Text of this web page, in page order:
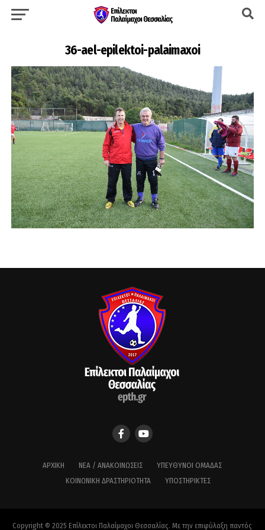
36-ael-epilektoi-palaimaxoi
ΑΡΧΙΚΉ ΝΈΑ / ΑΝΑΚΟΙΝΏΣΕΙΣ
ΥΠΕΎΘΥΝΟΙ ΟΜΆΔΑΣ
ΚΟΙΝΩΝΙΚΉ ΔΡΑΣΤΗΡΙΌΤΗΤΑ
ΥΠΟΣΤΗΡΙΚΤΈΣ
Copyright © 2025 Επίλεκτοι Παλαίμαχοι Θεσσαλίας. Με την επιφύλαξη παντός